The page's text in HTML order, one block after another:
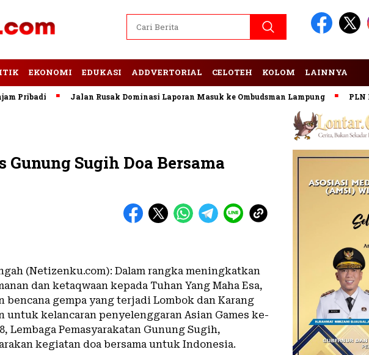
EKONOMI EDUKASI ADDVERTORIAL CELOTEH KOLOM LAINNYA
Jalan Rusak Dominasi Laporan Masuk ke Ombudsman Lampung PLN
Gunung Sugih Doa Bersama
(Netizenku.com): Dalam rangka meningkatkan
dan ketaqwaan kepada Tuhan Yang Maha Esa,
bencana gempa yang terjadi Lombok dan Karang
untuk kelancaran penyelenggaran Asian Games ke-
Lembaga Pemasyarakatan Gunung Sugih,
kegiatan doa bersama untuk Indonesia.